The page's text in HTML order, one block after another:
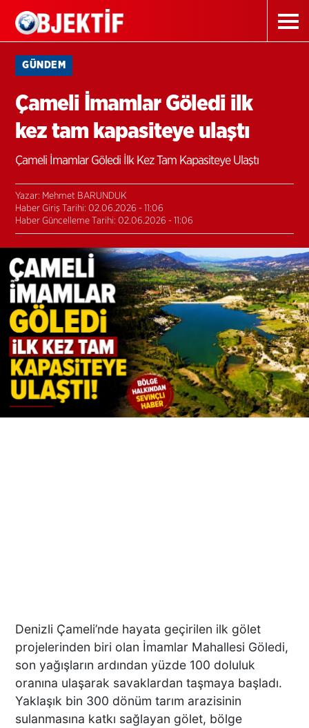
GÜNDEM
Çameli İmamlar Göledi ilk
kez tam kapasiteye ulaştı
Çameli İmamlar Göledi İlk Kez Tam Kapasiteye Ulaştı
Yazar: Mehmet BARUNDUK
Haber Giriş Tarihi: 02.06.2026 - 11:06
Haber Güncelleme Tarihi: 02.06.2026 - 11:06
Denizli Çameli’nde hayata geçirilen ilk gölet
projelerinden biri olan İmamlar Mahallesi Göledi,
son yağışların ardından yüzde 100 doluluk
oranına ulaşarak savaklardan taşmaya başladı.
Yaklaşık bin 300 dönüm tarım arazisinin
sulanmasına katkı sağlayan gölet, bölge